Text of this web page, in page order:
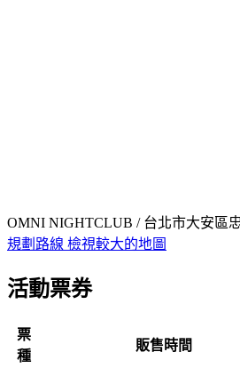
OMNI NIGHTCLUB / 台北市大安區
規劃路線 檢視較大的地圖
活動票券
票
種
販售時間